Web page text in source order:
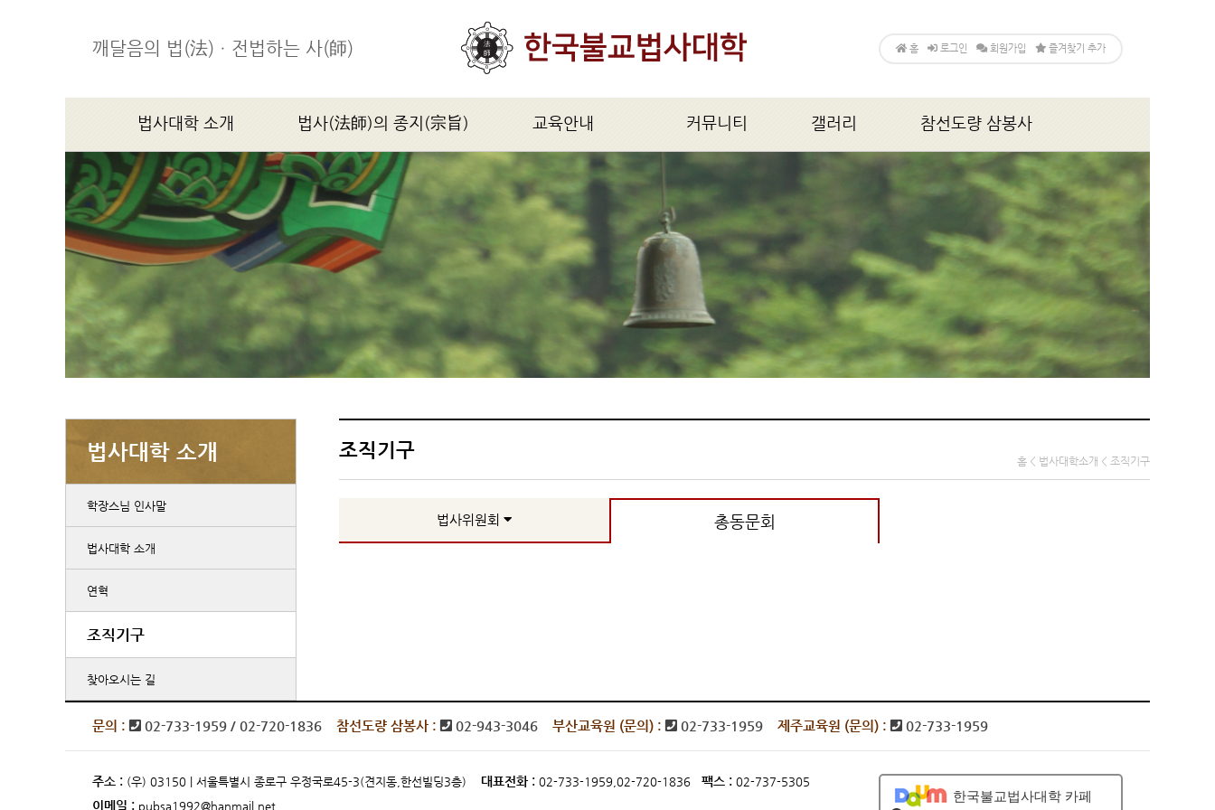
깨달음의 법(法)ㆍ전법하는 사(師) 홈 로그인 회원가입 즐겨찾기 추가
법사대학 소개
학장스님 인사말
법사대학소개
연혁
조직기구
찾아오시는 길
법사(法師)의 종지(宗旨)
법사(法師)의 종지(宗旨)
교육안내
법사과정(1년)
대법사과정(2년)
불학연구원과정(5년)
불교석학과정(2년)
불교의식과정(특별과정)
커뮤니티
공지사항
자유게시판
문의 및 답변
갤러리 참선도량 삼봉사
법회,행사안내
갤러리
찾아오시는 길
법사대학 소개
학장스님 인사말
법사대학 소개
연혁
조직기구
찾아오시는 길
조직기구 홈 < 법사대학소개 < 조직기구
법사위원회 총동문회
문의 : 02-733-1959 / 02-720-1836 참선도량 삼봉사 : 02-943-3046 부산교육원 (문의) : 02-733-1959 제주교육원 (문의) : 02-733-1959
한국불교법사대학 카페
주소 : (우) 03150 | 서울특별시 종로구 우정국로45-3(견지동,한선빌딩3층) 대표전화 : 02-733-1959,02-720-1836 팩스 : 02-737-5305
이메일 : pubsa1992@hanmail.net